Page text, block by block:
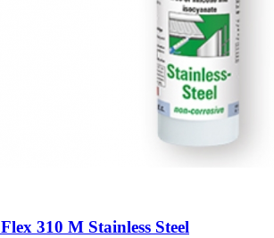
310 M Stainless Steel